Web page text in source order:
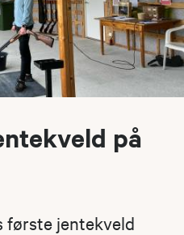
på
første jentekveld